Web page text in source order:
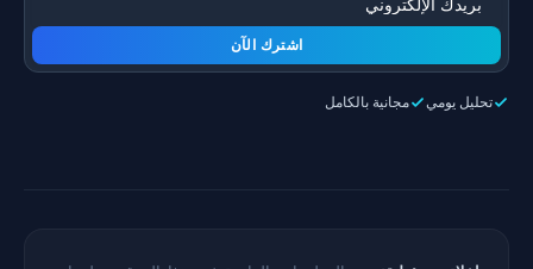
اشترك الآن
تحليل يومي مجانية بالكامل